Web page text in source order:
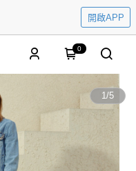
開啟APP
0
1/5